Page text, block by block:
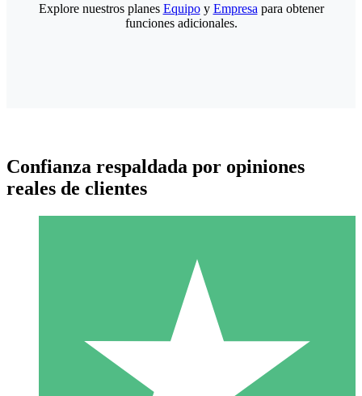
Paquetes de Créditos Individuales
Paga según el uso con créditos de descarga. Sin compromiso
Explore nuestros planes Equipoy Empresa para obtener
funciones adicionales.
Confianza respaldada por opiniones
reales de clientes